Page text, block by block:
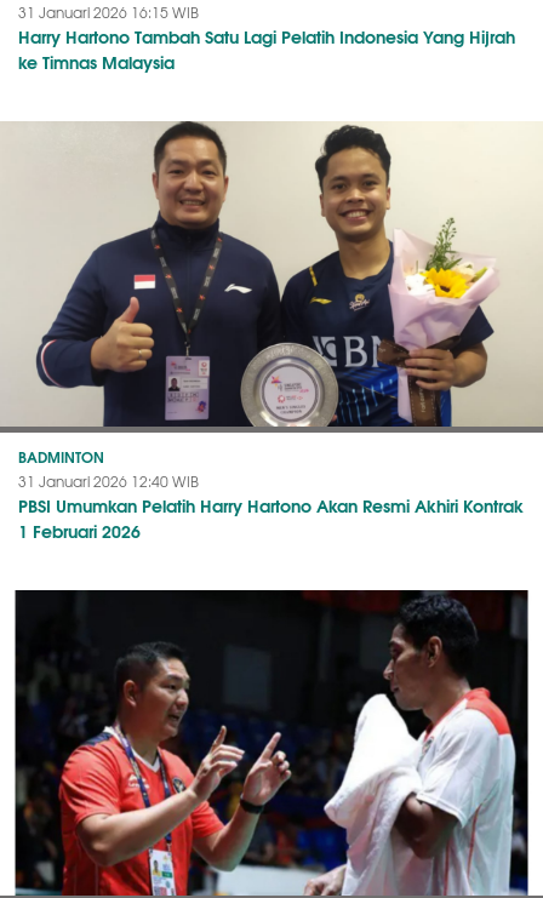
31 Januari 2026 16:15 WIB
Harry Hartono Tambah Satu Lagi Pelatih Indonesia Yang Hijrah
ke Timnas Malaysia
BADMINTON
31 Januari 2026 12:40 WIB
PBSI Umumkan Pelatih Harry Hartono Akan Resmi Akhiri Kontrak
1 Februari 2026